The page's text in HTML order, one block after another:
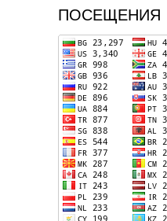
ПОСЕЩЕНИЯ